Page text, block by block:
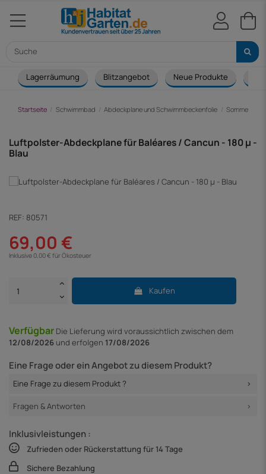
Lagerräumung Blitzangebot Neue Produkte
Startseite Schwimmbad Abdeckplane und Schwimmbeckenfolie
Luftpolster-Abdeckplane für Baléares / Cancun - 180 µ -
Blau
REF: 80571
69,00 €
Inklusive 0,00 € für Ökosteuer
Kaufen
Verfügbar Die Lieferung wird voraussichtlich zwischen dem
12/08/2026 und erfolgen 17/08/2026
Eine Frage oder ein Angebot zu diesem Produkt?
Eine Frage zu diesem Produkt ?
Fragen & Antworten
Inklusivleistungen :
Zufrieden oder Rückerstattung für 14 Tage
Sichere Bezahlung